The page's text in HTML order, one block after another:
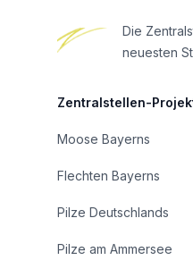
Die
neuesten
Zentralstellen-
Moose Bayerns
Flechten Bayerns
Pilze Deutschlands
Pilze am Ammersee